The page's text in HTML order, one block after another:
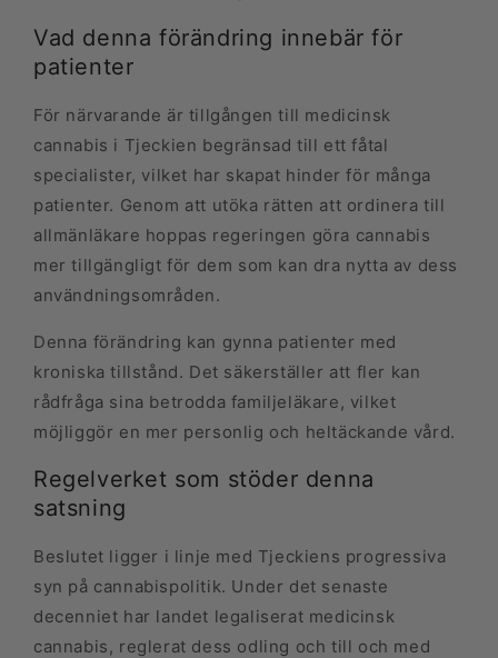
Vad denna förändring innebär för
patienter
För närvarande är tillgången till medicinsk
cannabis i Tjeckien begränsad till ett fåtal
specialister, vilket har skapat hinder för många
patienter. Genom att utöka rätten att ordinera till
allmänläkare hoppas regeringen göra cannabis
mer tillgängligt för dem som kan dra nytta av dess
användningsområden.
Denna förändring kan gynna patienter med
kroniska tillstånd. Det säkerställer att fler kan
rådfråga sina betrodda familjeläkare, vilket
möjliggör en mer personlig och heltäckande vård.
Regelverket som stöder denna
satsning
Beslutet ligger i linje med Tjeckiens progressiva
syn på cannabispolitik. Under det senaste
decenniet har landet legaliserat medicinsk
cannabis, reglerat dess odling och till och med